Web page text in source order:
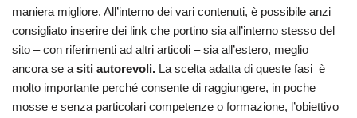
maniera migliore. All’interno dei vari contenuti, è possibile anzi
consigliato inserire dei link che portino sia all’interno stesso del
sito – con riferimenti ad altri articoli – sia all’estero, meglio
ancora se a siti autorevoli. La scelta adatta di queste fasi è
molto importante perché consente di raggiungere, in poche
mosse e senza particolari competenze o formazione, l’obiettivo